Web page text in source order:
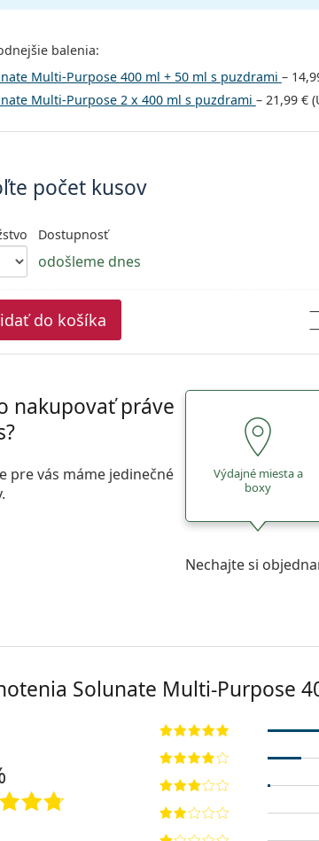
balenia:
Multi-Purpose 400 ml + 50 ml s puzdrami –
Multi-Purpose 2 x 400 ml s puzdrami – 21,99 €
parametre
počet kusov
Dostupnosť
odošleme dnes
do košíka
nakupovať práve
pre vás máme jedinečné
Výdajné miesta a
boxy
Nechajte si
Solunate Multi-Purpose